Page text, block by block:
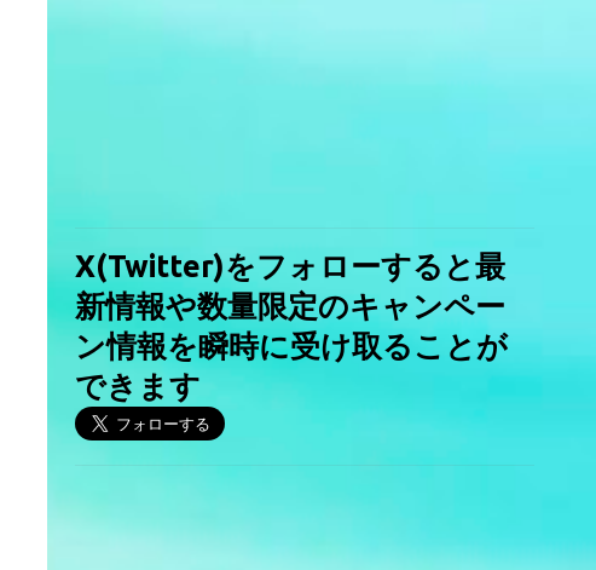
X(Twitter)をフォローすると最
新情報や数量限定のキャンペー
ン情報を瞬時に受け取ることが
できます